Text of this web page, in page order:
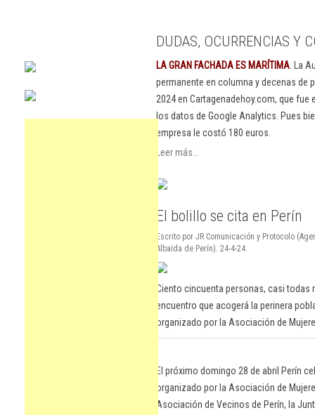
DUDAS, OCURRENCIAS Y
LA GRAN FACHADA ES MARÍTIMA . La
permanente en columna y decenas
2024 en Cartagenadehoy.com, que
los datos de Google Analytics. Pues
empresa le costó 180 euros.
Leer más...
El bolillo se cita en Perín
Escrito por JR Comunicación y Protocolo
Albaida de Perín). 24-4-24.
Ciento cincuenta personas, casi todas
encuentro que acogerá la perinera
organizado por la Asociación de
El próximo domingo 28 de abril Perín
organizado por la Asociación de
Asociación de Vecinos de Perín, la